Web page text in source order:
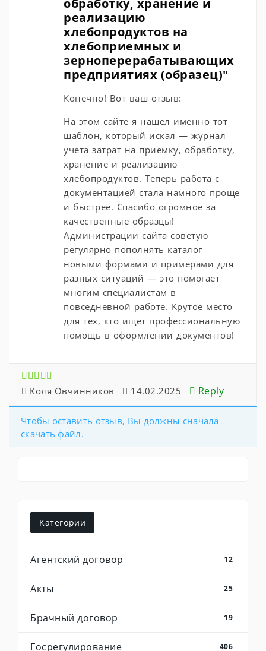
обработку, хранение и
реализацию
хлебопродуктов на
хлебоприемных и
зерноперерабатывающих
предприятиях (образец)"
Конечно! Вот ваш отзыв:
На этом сайте я нашел именно тот
шаблон, который искал — журнал
учета затрат на приемку, обработку,
хранение и реализацию
хлебопродуктов. Теперь работа с
документацией стала намного проще
и быстрее. Спасибо огромное за
качественные образцы!
Администрации сайта советую
регулярно пополнять каталог
новыми формами и примерами для
разных ситуаций — это помогает
многим специалистам в
повседневной работе. Крутое место
для тех, кто ищет профессиональную
помощь в оформлении документов!
Коля Овчинников 14.02.2025 Reply
Чтобы оставить отзыв, Вы должны сначала
скачать файл.
Категории
Агентский договор 12
Акты 25
Брачный договор 19
Госрегулирование 406